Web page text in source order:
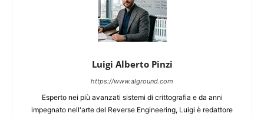
Luigi Alberto Pinzi
https://www.alground.com
Esperto nei più avanzati sistemi di crittografia e da anni
impegnato nell'arte del Reverse Engineering, Luigi è redattore